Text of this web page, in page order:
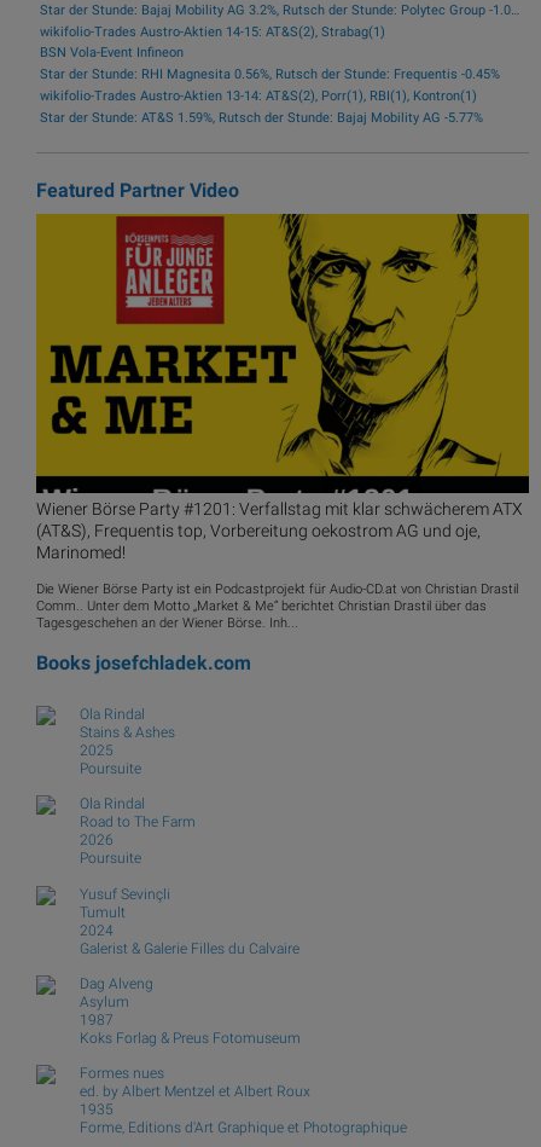
Star der Stunde: Bajaj Mobility AG 3.2%, Rutsch der Stunde: Polytec Group -1.01%
wikifolio-Trades Austro-Aktien 14-15: AT&S(2), Strabag(1)
BSN Vola-Event Infineon
Star der Stunde: RHI Magnesita 0.56%, Rutsch der Stunde: Frequentis -0.45%
wikifolio-Trades Austro-Aktien 13-14: AT&S(2), Porr(1), RBI(1), Kontron(1)
Star der Stunde: AT&S 1.59%, Rutsch der Stunde: Bajaj Mobility AG -5.77%
Featured Partner Video
Wiener Börse Party #1201: Verfallstag mit klar schwächerem ATX
(AT&S), Frequentis top, Vorbereitung oekostrom AG und oje,
Marinomed!
Die Wiener Börse Party ist ein Podcastprojekt für Audio-CD.at von Christian Drastil
Comm.. Unter dem Motto „Market & Me“ berichtet Christian Drastil über das
Tagesgeschehen an der Wiener Börse. Inh...
Books josefchladek.com
Ola Rindal
Stains & Ashes
2025
Poursuite
Ola Rindal
Road to The Farm
2026
Poursuite
Yusuf Sevinçli
Tumult
2024
Galerist & Galerie Filles du Calvaire
Dag Alveng
Asylum
1987
Koks Forlag & Preus Fotomuseum
Formes nues
ed. by Albert Mentzel et Albert Roux
1935
Forme, Editions d'Art Graphique et Photographique